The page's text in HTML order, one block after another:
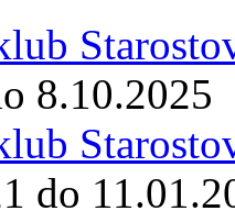
8.10.2025
do